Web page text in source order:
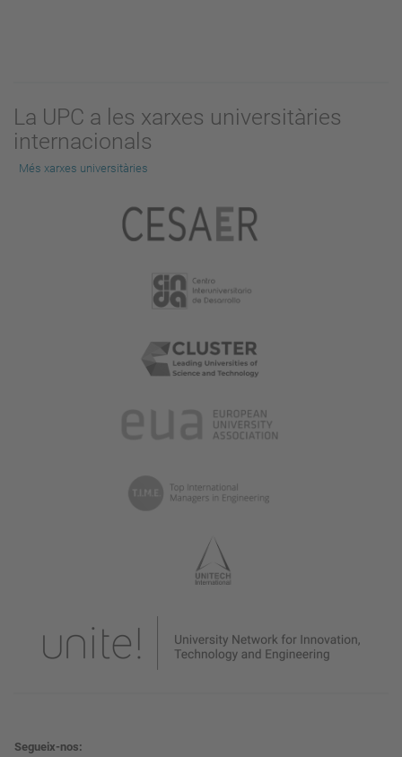
La UPC a les xarxes universitàries
internacionals
Més xarxes universitàries
Segueix-nos